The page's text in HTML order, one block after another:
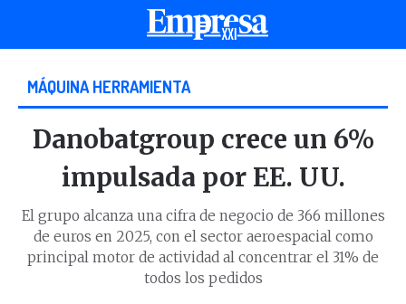
MÁQUINA HERRAMIENTA
Danobatgroup crece un 6%
impulsada por EE. UU.
El grupo alcanza una cifra de negocio de 366 millones
de euros en 2025, con el sector aeroespacial como
principal motor de actividad al concentrar el 31% de
todos los pedidos